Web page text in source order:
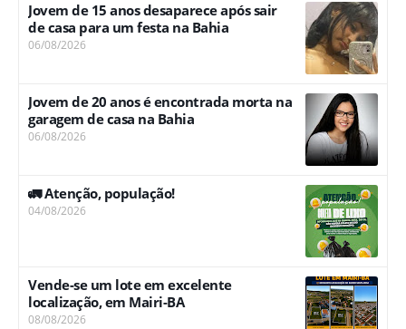
Jovem de 15 anos desaparece após sair
de casa para um festa na Bahia
06/08/2026
Jovem de 20 anos é encontrada morta na
garagem de casa na Bahia
06/08/2026
🚛 Atenção, população!
04/08/2026
Vende-se um lote em excelente
localização, em Mairi-BA
08/08/2026